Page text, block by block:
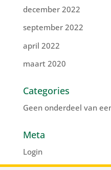
december 2022
september 2022
april 2022
maart 2020
Categories
Geen onderdeel van
Meta
Login